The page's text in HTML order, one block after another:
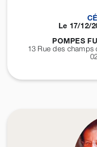
Le 17/12/
POMPES
13 Rue des